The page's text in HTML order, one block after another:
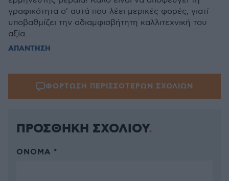
γραφικότητα σ' αυτά που λέει μερικές φορές, γιατί
υποβαθμίζει την αδιαμφισβήτητη καλλιτεχνική του
αξία...
ΑΠΑΝΤΗΣΗ
ΦΟΡΤΩΣΗ ΠΕΡΙΣΣΟΤΕΡΩΝ ΣΧΟΛΙΩΝ
ΠΡΟΣΘΗΚΗ ΣΧΟΛΙΟΥ
ΌΝΟΜΑ *